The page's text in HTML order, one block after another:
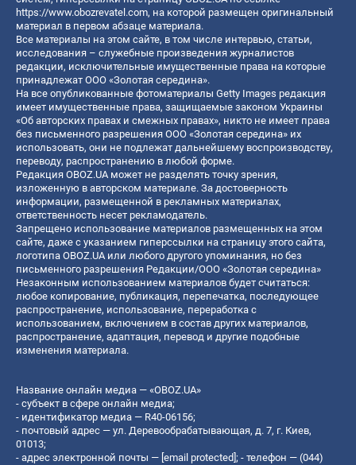
https://www.obozrevatel.com, на которой размещен оригинальный
материал в первом абзаце материала.
Все материалы на этом сайте, в том числе интервью, статьи,
исследования – служебные произведения журналистов
редакции, исключительные имущественные права на которые
принадлежат ООО «Золотая середина».
На все опубликованные фотоматериалы Getty Images редакция
имеет имущественные права, защищаемые законом Украины
«Об авторских правах и смежных правах», никто не имеет права
без письменного разрешения ООО «Золотая середина» их
использовать, они не подлежат дальнейшему воспроизводству,
переводу, распространению в любой форме.
Редакция OBOZ.UA может не разделять точку зрения,
изложенную в авторском материале. За достоверность
информации, размещенной в рекламных материалах,
ответственность несет рекламодатель.
Запрещено использование материалов размещенных на этом
сайте, даже с указанием гиперссылки на страницу этого сайта,
логотипа OBOZ.UA или любого другого упоминания, но без
письменного разрешения Редакции/ООО «Золотая середина»
Незаконным использованием материалов будет считаться:
любое копирование, публикация, перепечатка, последующее
распространение, использование, переработка с
использованием, включением в состав других материалов,
распространение, адаптация, перевод и другие подобные
изменения материала.
Название онлайн медиа — «OBOZ.UA»
- субъект в сфере онлайн медиа;
- идентификатор медиа — R40-06156;
- почтовый адрес — ул. Деревообрабатывающая, д. 7, г. Киев,
01013;
- адрес электронной почты — [email protected] ; - телефон — (044)